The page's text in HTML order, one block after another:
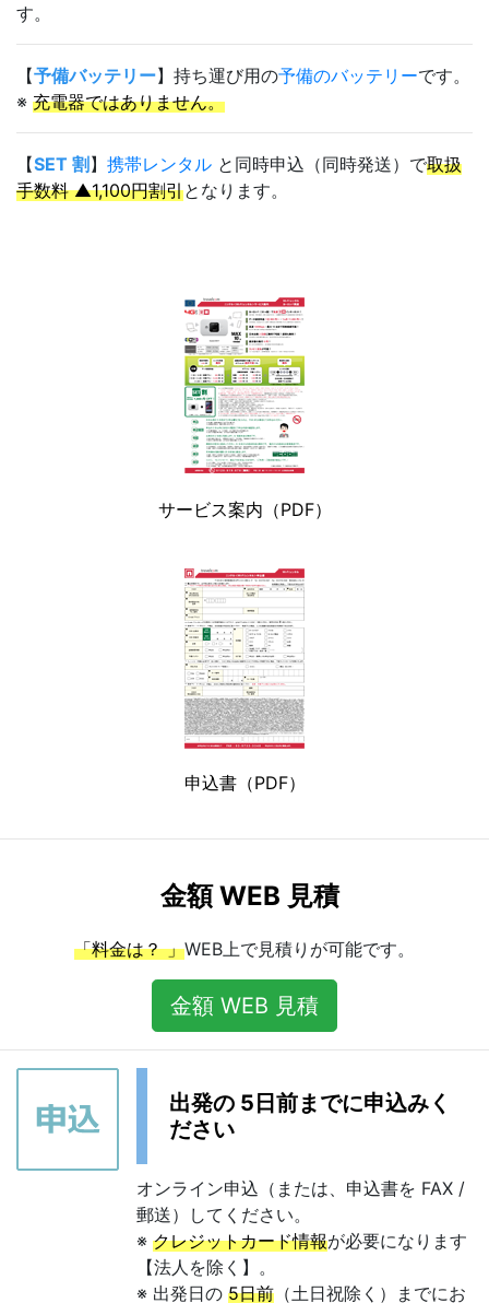
す。
【予備バッテリー】持ち運び用の予備のバッテリーです。
※ 充電器ではありません。
【SET 割 】 携帯レンタル と同時申込（同時発送）で取扱
手数料 ▲1,100円割引となります。
サービス案内（PDF）
申込書（PDF）
金額 WEB 見積
「料金は？ 」WEB上で見積りが可能です。
金額 WEB 見積
出発の 5日前までに申込みく
ださい
オンライン申込（または、申込書を FAX /
郵送）してください。
※ クレジットカード情報が必要になります
【法人を除く】。
※ 出発日の 5日前 （土日祝除く）までにお